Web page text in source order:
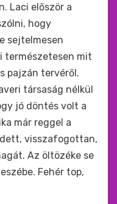
Laci először a
hogy
sejtelmesen
természetesen mit
pajzán tervéről.
társaság nélkül
jó döntés volt a
már reggel a
visszafogottan,
Az öltözéke se
Fehér top,